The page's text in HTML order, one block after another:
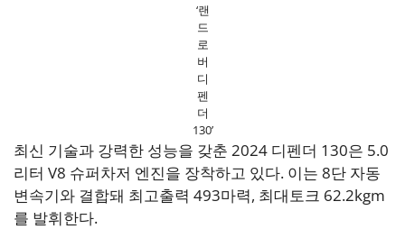
‘랜
드
로
버
디
펜
더
130’
최신 기술과 강력한 성능을 갖춘 2024 디펜더 130은 5.0
리터 V8 슈퍼차저 엔진을 장착하고 있다. 이는 8단 자동
변속기와 결합돼 최고출력 493마력, 최대토크 62.2kgm
를 발휘한다.